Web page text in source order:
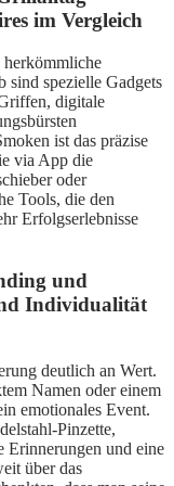
im Vergleich
herkömmliche
sind spezielle Gadgets
digitale
ist das präzise
via App die
oder
Tools, die den
Erfolgserlebnisse
und
Individualität
deutlich an Wert.
Namen oder einem
emotionales Event.
Pinzette,
und eine
über das